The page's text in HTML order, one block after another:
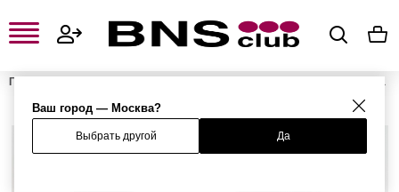
Ваш город — Москва?
Выбрать другой Да
Главная
Женская одежда